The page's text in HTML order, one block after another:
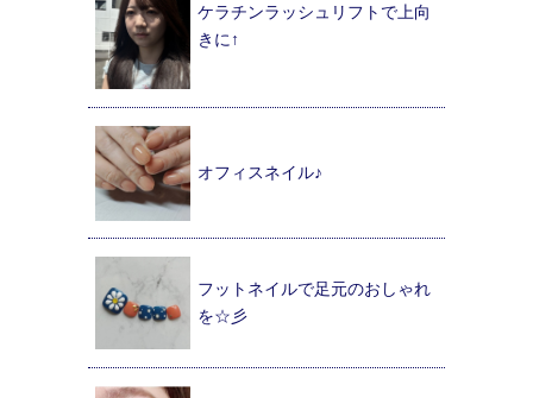
ケラチンラッシュリフトで上向
きに↑
オフィスネイル♪
フットネイルで足元のおしゃれ
を☆彡